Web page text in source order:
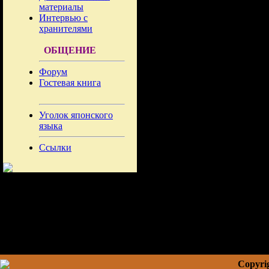
материалы
Интервью с
хранителями
ОБЩЕНИЕ
Форум
Гостевая книга
Уголок японского
языка
Ссылки